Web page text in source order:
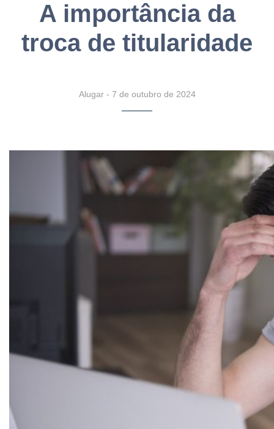
A importância da
troca de titularidade
Alugar - 7 de outubro de 2024